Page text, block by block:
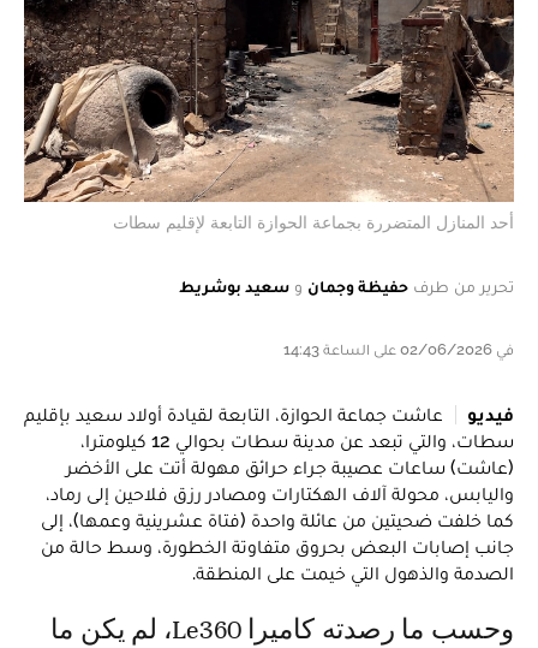
أحد المنازل المتضررة بجماعة الحوازة التابعة لإقليم سطات
تحرير من طرف حفيظة وجمان و سعيد بوشريط
في 02/06/2026 على الساعة 14:43
فيديو
​عاشت جماعة الحوازة، التابعة لقيادة أولاد سعيد بإقليم
سطات، والتي تبعد عن مدينة سطات بحوالي 12 كيلومترا،
(عاشت) ساعات عصيبة جراء حرائق مهولة أتت على الأخضر
واليابس، محولة آلاف الهكتارات ومصادر رزق فلاحين إلى رماد،
كما خلفت ضحيتين من عائلة واحدة (فتاة عشرينية وعمها)، إلى
جانب إصابات البعض بحروق متفاوتة الخطورة، وسط حالة من
الصدمة والذهول التي خيمت على المنطقة.
وحسب ما رصدته كاميرا Le360، لم يكن ما